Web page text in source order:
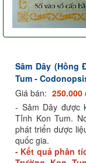
Sâm Dây (Hồng
Tum -
Giá bán: 250.000
- Sâm Dây được
Tỉnh Kon Tum.
phát triển dược
quốc gia.
- Kết quả phân